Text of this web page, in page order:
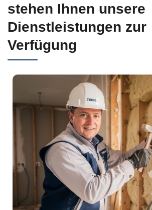
stehen Ihnen unsere
Dienstleistungen zur
Verfügung